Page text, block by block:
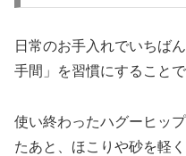
日常のお手入れでいちば
手間」を習慣にすることで
使い終わったハグーヒッ
たあと、ほこりや砂を軽